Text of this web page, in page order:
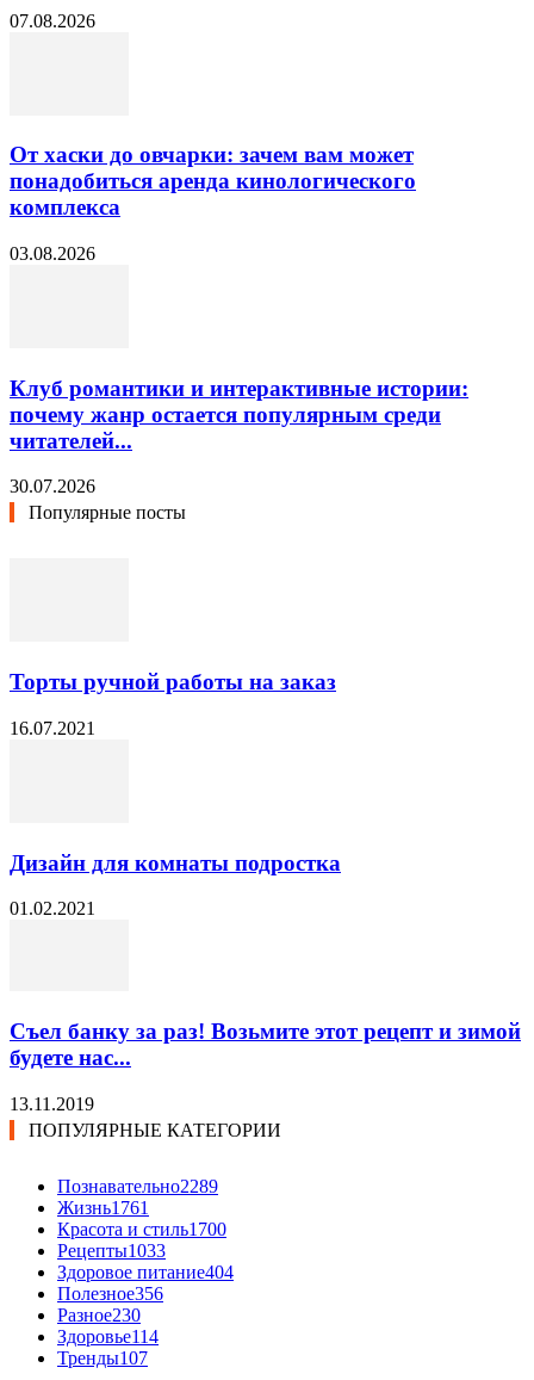
07.08.2026
От хаски до овчарки: зачем вам может
понадобиться аренда кинологического
комплекса
03.08.2026
Клуб романтики и интерактивные истории:
почему жанр остается популярным среди
читателей...
30.07.2026
Популярные посты
Торты ручной работы на заказ
16.07.2021
Дизайн для комнаты подростка
01.02.2021
Съел банку за раз! Возьмите этот рецепт и зимой
будете нас...
13.11.2019
ПОПУЛЯРНЫЕ КАТЕГОРИИ
Познавательно2289
Жизнь1761
Красота и стиль1700
Рецепты1033
Здоровое питание404
Полезное356
Разное230
Здоровье114
Тренды107